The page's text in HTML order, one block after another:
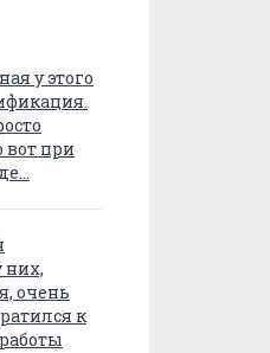
у этого
вот при
них,
очень
к